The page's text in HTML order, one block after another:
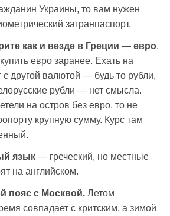
Украины, то вам нужен
загранпаспорт.
как и везде в Греции — евро.
евро заранее. Ехать на
с другой валютой — будь то рубли,
рубли — нет смысла.
на остров без евро, то не
крупную сумму. Курс там
язык— греческий, но местные
на английском.
пояс с Москвой.Летом
совпадает с критским, а зимой